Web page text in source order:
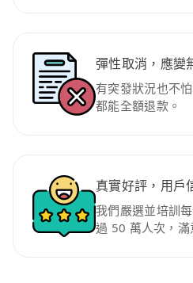
彈性取消，應變
有突發狀況也不
都能全額退款。
真實好評，用戶
我們嚴選並培訓
過 50 萬人次，滿